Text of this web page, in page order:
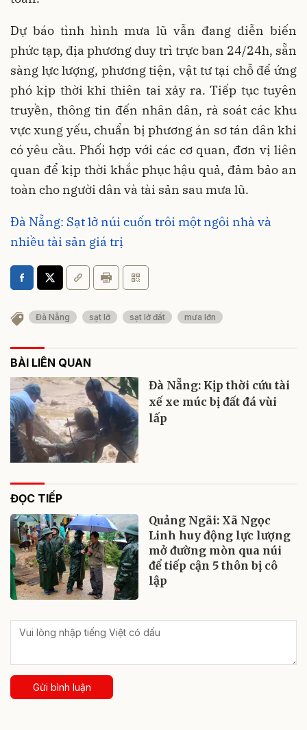
Dự báo tình hình mưa lũ vẫn đang diễn biến
phức tạp, địa phương duy trì trực ban 24/24h, sẵn
sàng lực lượng, phương tiện, vật tư tại chỗ để ứng
phó kịp thời khi thiên tai xảy ra. Tiếp tục tuyên
truyền, thông tin đến nhân dân, rà soát các khu
vực xung yếu, chuẩn bị phương án sơ tán dân khi
có yêu cầu. Phối hợp với các cơ quan, đơn vị liên
quan để kịp thời khắc phục hậu quả, đảm bảo an
toàn cho người dân và tài sản sau mưa lũ.
Đà Nẵng: Sạt lở núi cuốn trôi một ngôi nhà và
nhiều tài sản giá trị
Đà Nẵng sạt lở sạt lở đất mưa lớn
BÀI LIÊN QUAN
Đà Nẵng: Kịp thời cứu tài
xế xe múc bị đất đá vùi
lấp
ĐỌC TIẾP
Quảng Ngãi: Xã Ngọc
Linh huy động lực lượng
mở đường mòn qua núi
để tiếp cận 5 thôn bị cô
lập
Gửi bình luận